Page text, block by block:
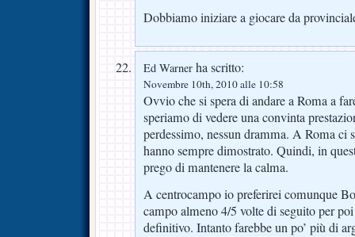
Dobbiamo iniziare a giocare da
Ed Warner ha scritto:
Novembre 10th, 2010 alle 10:58
Ovvio che si spera di andare a Roma a
speriamo di vedere una convinta
perdessimo, nessun dramma. A Roma
hanno sempre dimostrato. Quindi, in
prego di mantenere la calma.
A centrocampo io preferirei comunque
campo almeno 4/5 volte di seguito per
definitivo. Intanto farebbe un po’ più di